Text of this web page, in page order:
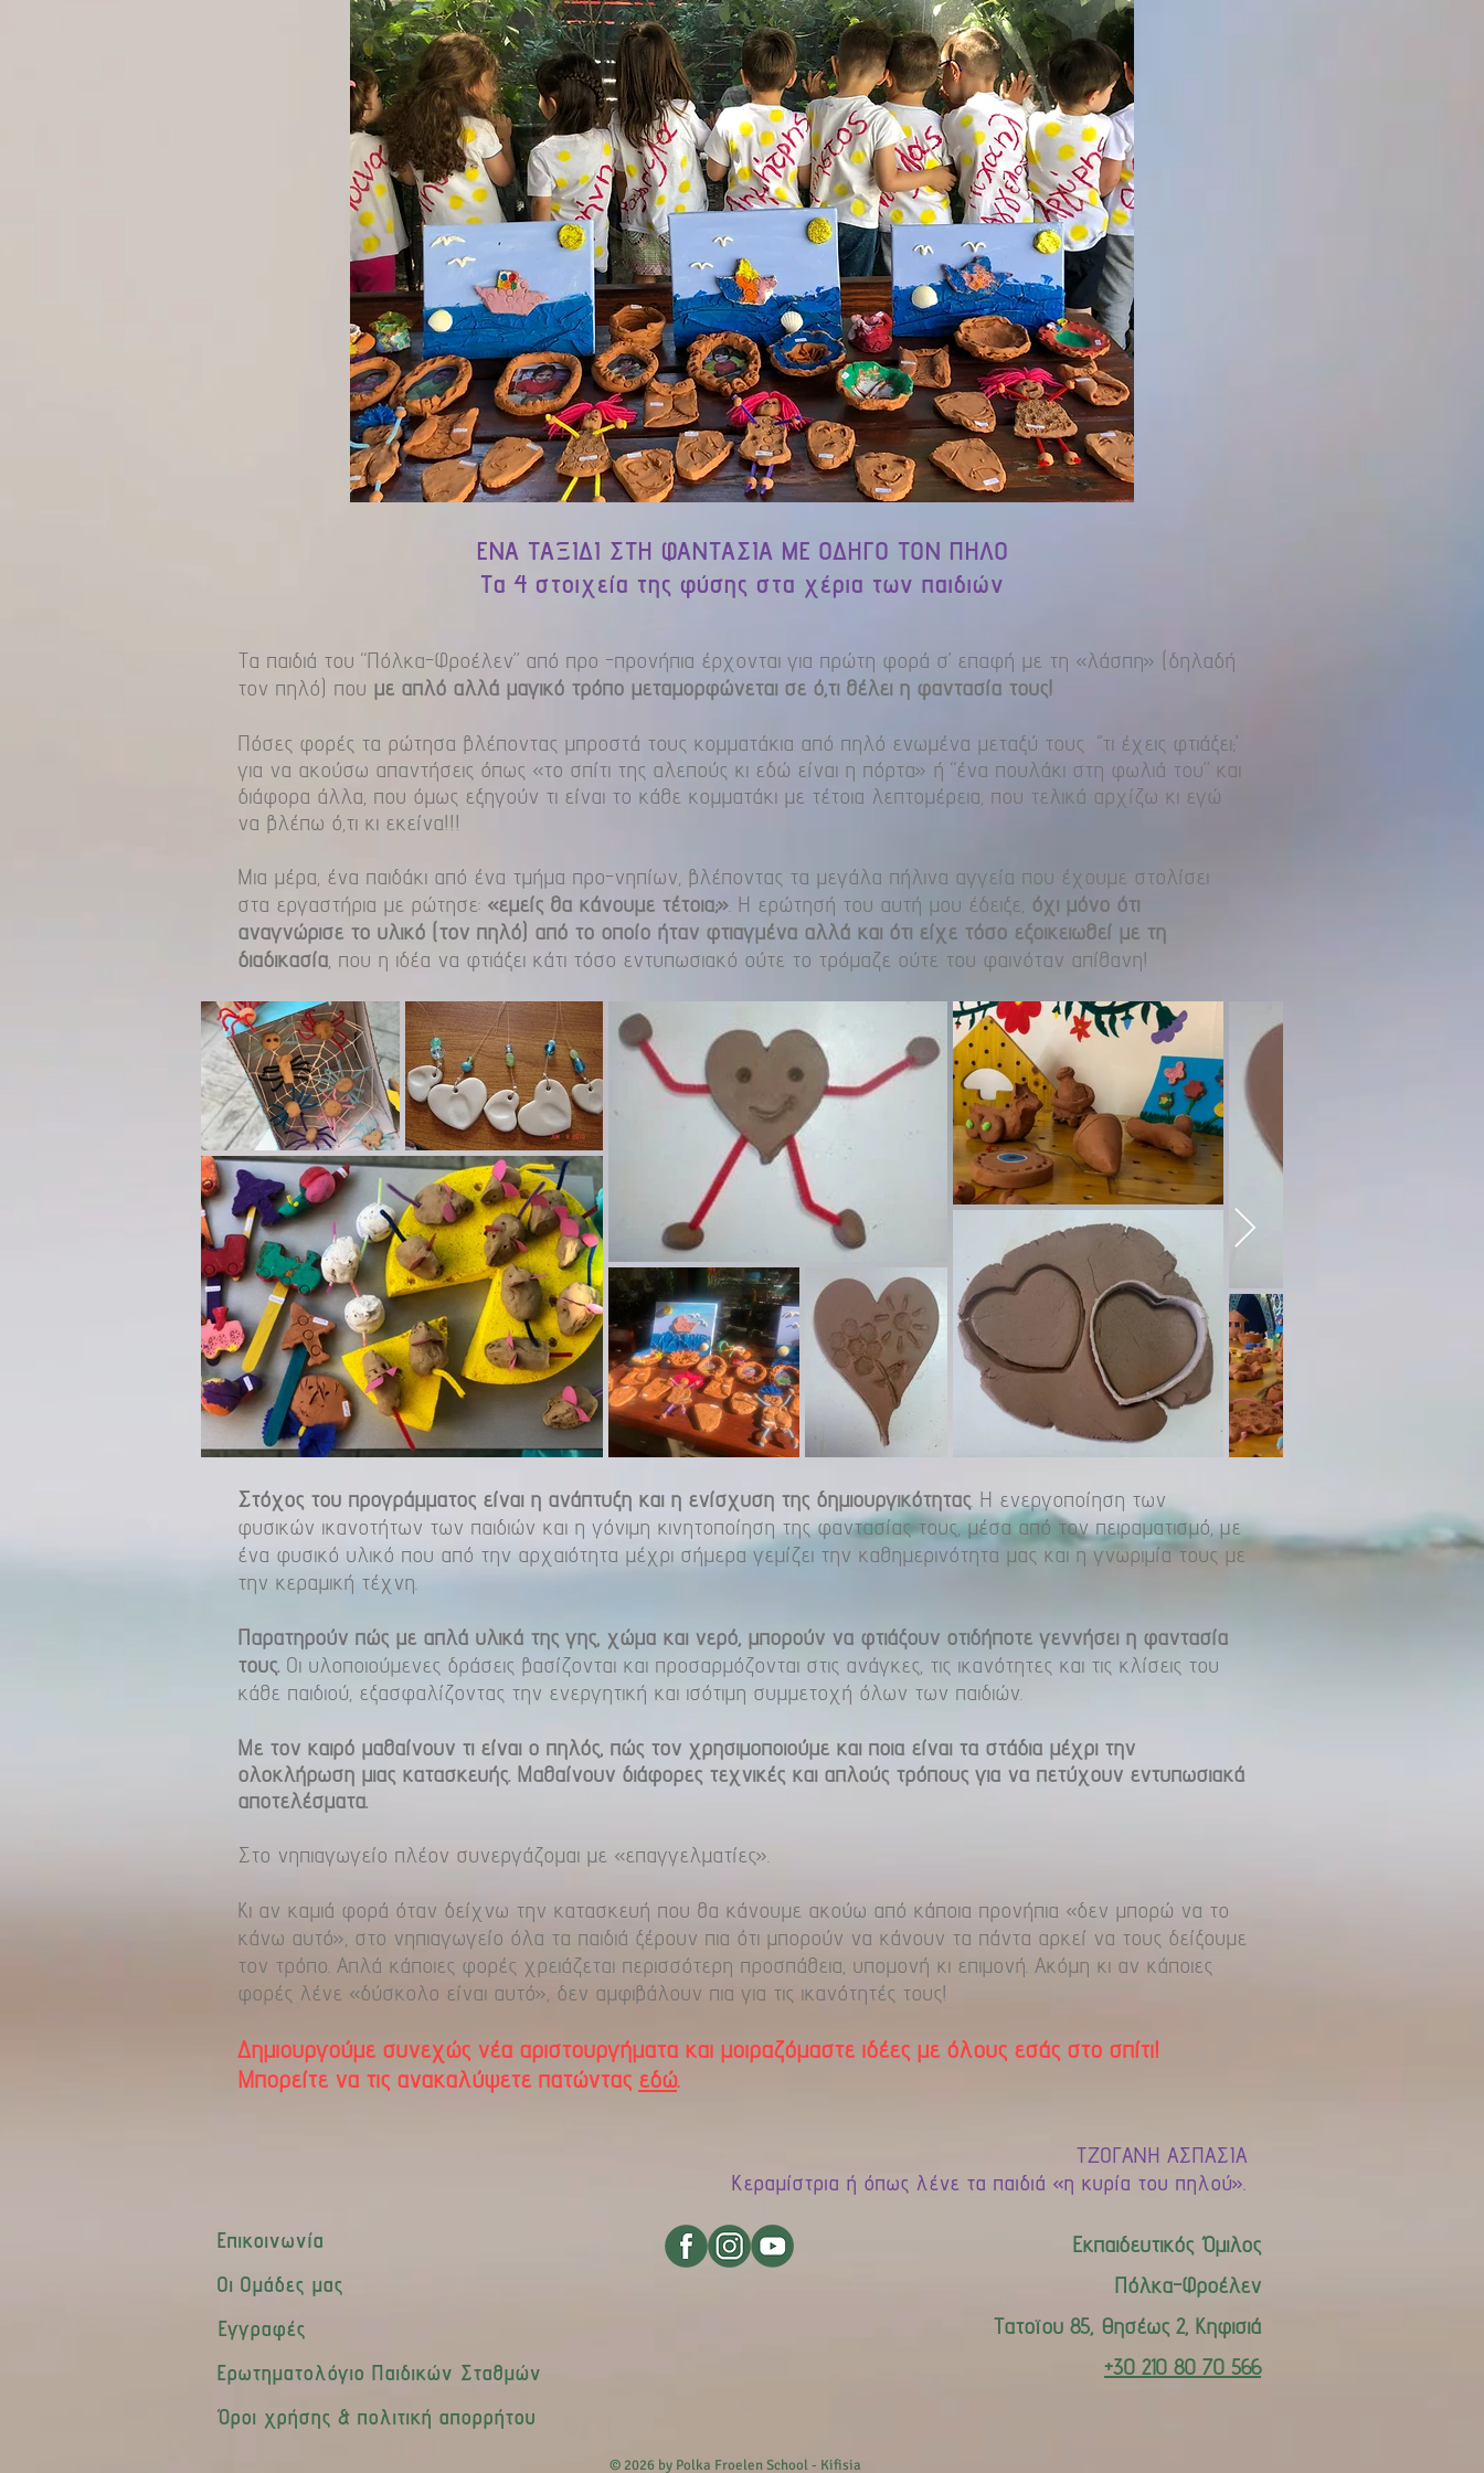
ΕΝΑ ΤΑΞΙΔΙ ΣΤΗ ΦΑΝΤΑΣΙΑ ΜΕ ΟΔΗΓΟ ΤΟΝ ΠΗΛΟ
Τα 4 στοιχεία της φύσης στα χέρια των παιδιών
Τα παιδιά του “Πόλκα-Φροέλεν” από προ -προνήπια έρχονται για πρώτη φορά σ’ επαφή με τη «λάσπη» (δηλαδή
τον πηλό) που με απλό αλλά μαγικό τρόπο μεταμορφώνεται σε ό,τι θέλει η φαντασία τους!
Πόσες φορές τα ρώτησα βλέποντας μπροστά τους κομματάκια από πηλό ενωμένα μεταξύ τους ‘’τι έχεις φτιάξει;’’
για να ακούσω απαντήσεις όπως «το σπίτι της αλεπούς κι εδώ είναι η πόρτα» ή “ένα πουλάκι στη φωλιά του” και
διάφορα άλλα, που όμως εξηγούν τι είναι το κάθε κομματάκι με τέτοια λεπτομέρεια, που τελικά αρχίζω κι εγώ
να βλέπω ό,τι κι εκείνα!!!
Μια μέρα, ένα παιδάκι από ένα τμήμα προ-νηπίων, βλέποντας τα μεγάλα πήλινα αγγεία που έχουμε στολίσει
στα εργαστήρια με ρώτησε: «εμείς θα κάνουμε τέτοια;». Η ερώτησή του αυτή μου έδειξε, όχι μόνο ότι
αναγνώρισε το υλικό (τον πηλό) από το οποίο ήταν φτιαγμένα αλλά και ότι είχε τόσο εξοικειωθεί με τη
διαδικασία, που η ιδέα να φτιάξει κάτι τόσο εντυπωσιακό ούτε το τρόμαζε ούτε του φαινόταν απίθανη!
Στόχος του προγράμματος είναι η ανάπτυξη και η ενίσχυση της δημιουργικότητας. Η ενεργοποίηση των
φυσικών ικανοτήτων των παιδιών και η γόνιμη κινητοποίηση της φαντασίας τους, μέσα από τον πειραματισμό, µε
ένα φυσικό υλικό που από την αρχαιότητα μέχρι σήμερα γεμίζει την καθημερινότητα μας και η γνωριμία τους με
την κεραμική τέχνη.
Παρατηρούν πώς με απλά υλικά της γης, χώμα και νερό, μπορούν να φτιάξουν οτιδήποτε γεννήσει η φαντασία
τους. Οι υλοποιούμενες δράσεις βασίζονται και προσαρμόζονται στις ανάγκες, τις ικανότητες και τις κλίσεις του
κάθε παιδιού, εξασφαλίζοντας την ενεργητική και ισότιμη συμμετοχή όλων των παιδιών.
Με τον καιρό μαθαίνουν τι είναι ο πηλός, πώς τον χρησιμοποιούμε και ποια είναι τα στάδια μέχρι την
ολοκλήρωση μιας κατασκευής. Μαθαίνουν διάφορες τεχνικές και απλούς τρόπους για να πετύχουν εντυπωσιακά
αποτελέσματα.
Στο νηπιαγωγείο πλέον συνεργάζομαι με «επαγγελματίες».
Κι αν καμιά φορά όταν δείχνω την κατασκευή που θα κάνουμε ακούω από κάποια προνήπια «δεν μπορώ να το
κάνω αυτό», στο νηπιαγωγείο όλα τα παιδιά ξέρουν πια ότι μπορούν να κάνουν τα πάντα αρκεί να τους δείξουμε
τον τρόπο. Απλά κάποιες φορές χρειάζεται περισσότερη προσπάθεια, υπομονή κι επιμονή. Ακόμη κι αν κάποιες
φορές λένε «δύσκολο είναι αυτό», δεν αμφιβάλουν πια για τις ικανότητές τους!
Δημιουργούμε συνεχώς νέα αριστουργήματα και μοιραζόμαστε ιδέες με όλους εσάς στο σπίτι!
Μπορείτε να τις ανακαλύψετε πατώντας εδώ.
ΤΖΟΓΑΝΗ ΑΣΠΑΣΙΑ
Κεραμίστρια ή όπως λένε τα παιδιά «η κυρία του πηλού».
Επικοινωνία
Οι Ομάδες μας
Εγγραφές
Ερωτηματολόγιο Παιδικών Σταθμών
Εκπαιδευτικός Όμιλος
Πόλκα-Φροέλεν
Τατοϊου 85, Θησέως 2, Κηφισιά
+30 210 80 70 566
Όροι χρήσης & πολιτική απορρήτου
© 2026 by Polka Froelen School - Kifisia